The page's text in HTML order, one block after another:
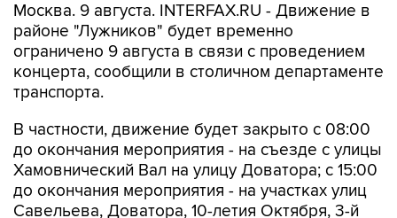
Москва. 9 августа. INTERFAX.RU - Движение в
районе "Лужников" будет временно
ограничено 9 августа в связи с проведением
концерта, сообщили в столичном департаменте
транспорта.
В частности, движение будет закрыто с 08:00
до окончания мероприятия - на съезде с улицы
Хамовнический Вал на улицу Доватора; с 15:00
до окончания мероприятия - на участках улиц
Савельева, Доватора, 10-летия Октября, 3-й